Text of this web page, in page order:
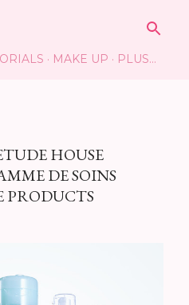
MAKE UP PLUS…
HOUSE
DE SOINS
PRODUCTS